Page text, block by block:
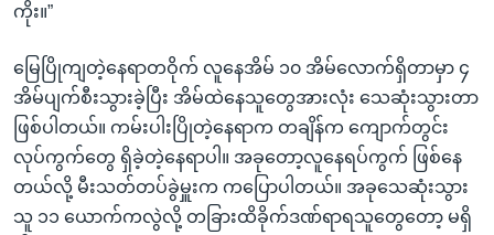
ကိုး။”
မြေပြိုကျတဲ့နေရာတဝိုက် လူနေအိမ် ၁၀ အိမ်လောက်ရှိတာမှာ ၄
အိမ်ပျက်စီးသွားခဲ့ပြီး အိမ်ထဲနေသူတွေအားလုံး သေဆုံးသွားတာ
ဖြစ်ပါတယ်။ ကမ်းပါးပြိုတဲ့နေရာက တချိန်က ကျောက်တွင်း
လုပ်ကွက်တွေ ရှိခဲ့တဲ့နေရာပါ။ အခုတော့လူနေရပ်ကွက် ဖြစ်နေ
တယ်လို့ မီးသတ်တပ်ခွဲမှူးက ကပြောပါတယ်။ အခုသေဆုံးသွား
သူ ၁၁ ယောက်ကလွဲလို့ တခြားထိခိုက်ဒဏ်ရာရသူတွေတော့ မရှိ